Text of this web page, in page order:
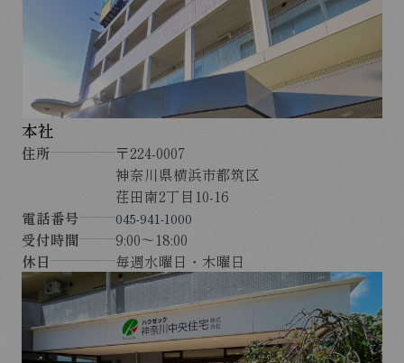
本社
住所
〒224-0007
神奈川県横浜市都筑区
荏田南2丁目10-16
電話番号
045-941-1000
受付時間
9:00～18:00
休日
毎週水曜日・木曜日